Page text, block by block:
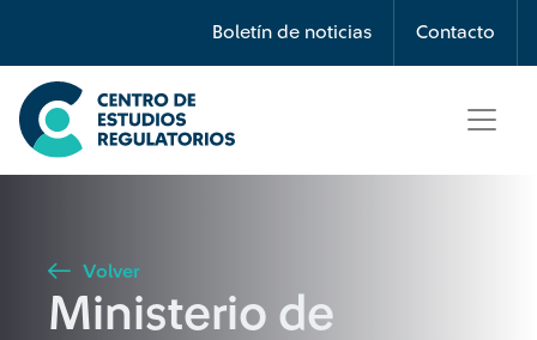
Boletín de noticias Contacto
Búsqueda
Seleccione país
Buscar
Volver
Ministerio de